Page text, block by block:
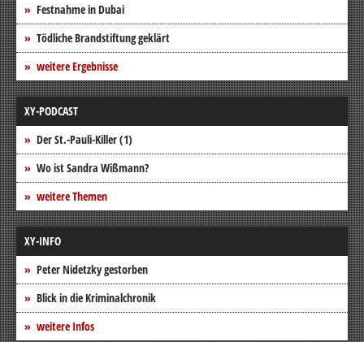
Festnahme in Dubai
Tödliche Brandstiftung geklärt
weitere Ergebnisse
XY-PODCAST
Der St.-Pauli-Killer (1)
Wo ist Sandra Wißmann?
weitere Themen
XY-INFO
Peter Nidetzky gestorben
Blick in die Kriminalchronik
weitere Infos